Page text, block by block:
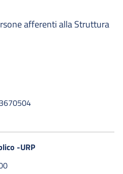
afferenti alla Struttura
-URP